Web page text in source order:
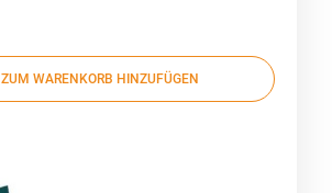
ZUM WARENKORB HINZUFÜGEN